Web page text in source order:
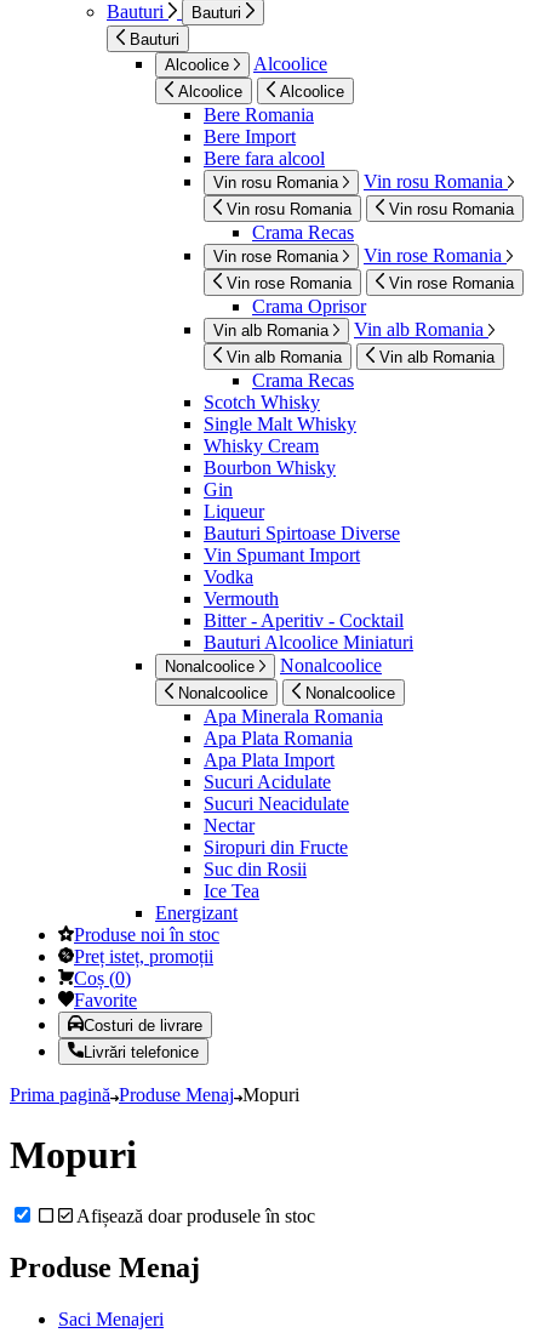
Bauturi
Bauturi
Bauturi
Alcoolice
Alcoolice
Alcoolice Alcoolice
Bere Romania
Bere Import
Bere fara alcool
Vin rosu Romania Vin rosu Romania
Vin rosu Romania Vin rosu Romania
Crama Recas
Vin rose Romania Vin rose Romania
Vin rose Romania Vin rose Romania
Crama Oprisor
Vin alb Romania Vin alb Romania
Vin alb Romania Vin alb Romania
Crama Recas
Scotch Whisky
Single Malt Whisky
Whisky Cream
Bourbon Whisky
Gin
Liqueur
Bauturi Spirtoase Diverse
Vin Spumant Import
Vodka
Vermouth
Bitter - Aperitiv - Cocktail
Bauturi Alcoolice Miniaturi
Nonalcoolice Nonalcoolice
Nonalcoolice Nonalcoolice
Apa Minerala Romania
Apa Plata Romania
Apa Plata Import
Sucuri Acidulate
Sucuri Neacidulate
Nectar
Siropuri din Fructe
Suc din Rosii
Ice Tea
Energizant
Produse noi în stoc
Preț isteț, promoții
Coș (0)
Favorite
Costuri de livrare
Livrări telefonice
Prima pagină Produse Menaj Mopuri
Mopuri
Afișează doar produsele în stoc
Produse Menaj
Saci Menajeri